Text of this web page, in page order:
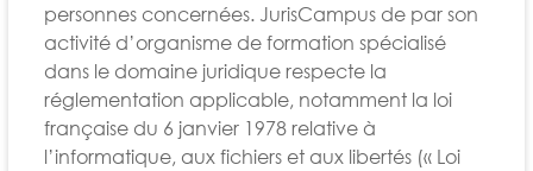
personnes concernées. JurisCampus de par son
activité d’organisme de formation spécialisé
dans le domaine juridique respecte la
réglementation applicable, notamment la loi
française du 6 janvier 1978 relative à
l’informatique, aux fichiers et aux libertés (« Loi